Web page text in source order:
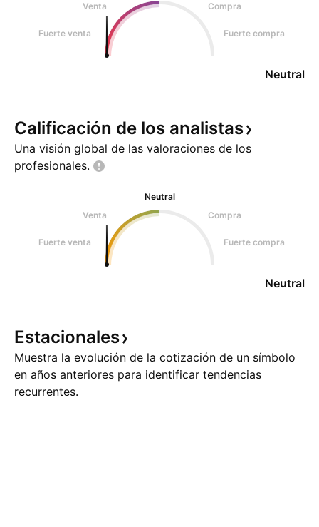
Venta
Compra
Fuerte venta Fuerte compra
Neutral
Calificación de los analistas
Una visión global de las valoraciones de los
profesionales.
Neutral
Venta
Compra
Fuerte venta Fuerte compra
Neutral
Estacionales
Muestra la evolución de la cotización de un símbolo
en años anteriores para identificar tendencias
recurrentes.